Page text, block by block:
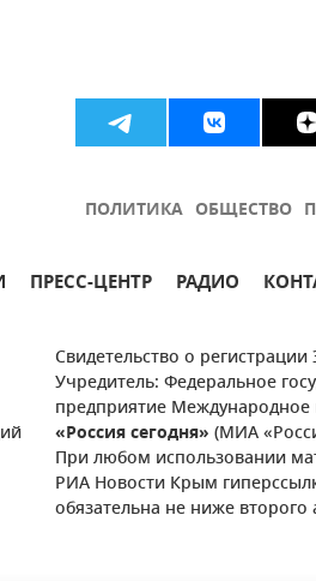
ПОЛИТИКА ОБЩЕСТВО
ПРЕСС-ЦЕНТР РАДИО
Свидетельство о
Учредитель: Федеральное
предприятие
«Россия сегодня» (МИА
При любом использовании
РИА Новости Крым
обязательна не ниже второго